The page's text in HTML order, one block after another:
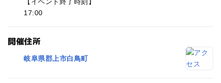
【イベント終了時刻】
17:00
開催住所
岐阜県郡上市白鳥町